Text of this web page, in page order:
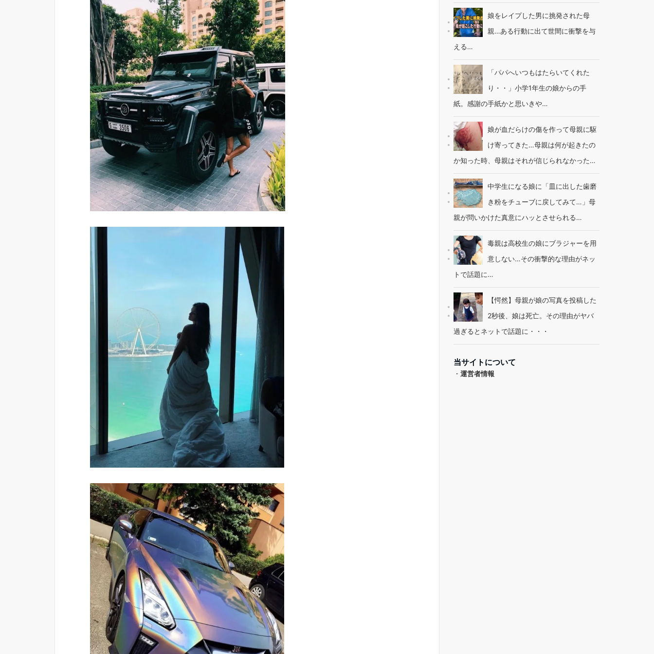
娘をレイプした男に挑発された母
親…ある行動に出て世間に衝撃を与
える…
「パパへいつもはたらいてくれた
り・・」小学1年生の娘からの手
紙。感謝の手紙かと思いきや…
娘が血だらけの傷を作って母親に駆
け寄ってきた…母親は何が起きたの
か知った時、母親はそれが信じられなかった…
中学生になる娘に「皿に出した歯磨
き粉をチューブに戻してみて…」母
親が問いかけた真意にハッとさせられる…
毒親は高校生の娘にブラジャーを用
意しない…その衝撃的な理由がネッ
トで話題に…
【愕然】母親が娘の写真を投稿した
2秒後、娘は死亡。その理由がヤバ
過ぎるとネットで話題に・・・
当サイトについて
・ 運営者情報